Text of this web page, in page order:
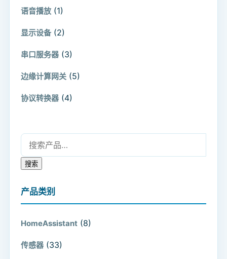
语音播放 (1)
显示设备 (2)
串口服务器 (3)
边缘计算网关 (5)
协议转换器 (4)
搜索：
搜索
产品类别
HomeAssistant (8)
传感器 (33)